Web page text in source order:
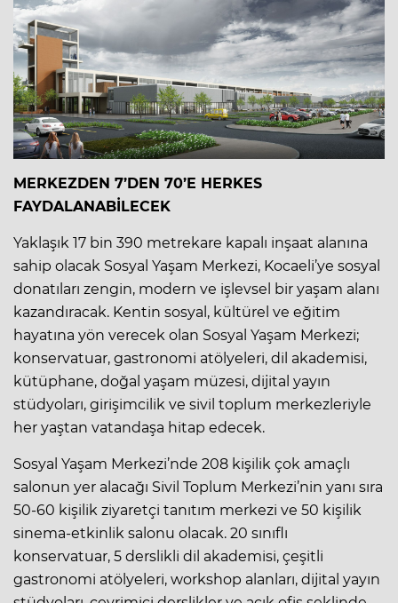
MERKEZDEN 7’DEN 70’E HERKES
FAYDALANABİLECEK
Yaklaşık 17 bin 390 metrekare kapalı inşaat alanına
sahip olacak Sosyal Yaşam Merkezi, Kocaeli’ye sosyal
donatıları zengin, modern ve işlevsel bir yaşam alanı
kazandıracak. Kentin sosyal, kültürel ve eğitim
hayatına yön verecek olan Sosyal Yaşam Merkezi;
konservatuar, gastronomi atölyeleri, dil akademisi,
kütüphane, doğal yaşam müzesi, dijital yayın
stüdyoları, girişimcilik ve sivil toplum merkezleriyle
her yaştan vatandaşa hitap edecek.
Sosyal Yaşam Merkezi’nde 208 kişilik çok amaçlı
salonun yer alacağı Sivil Toplum Merkezi’nin yanı sıra
50-60 kişilik ziyaretçi tanıtım merkezi ve 50 kişilik
sinema-etkinlik salonu olacak. 20 sınıflı
konservatuar, 5 derslikli dil akademisi, çeşitli
gastronomi atölyeleri, workshop alanları, dijital yayın